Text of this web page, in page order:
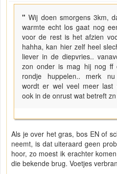
"Wij doen smorgens 3km,
warmte echt los gaat nog
voor de rest is het afzien
hahha, kan hier zelf heel
liever in de diepvries..
zon onder is mag hij nog ff
rondje huppelen.. merk
wordt er wel veel meer last
ook in de onrust wat betreft
Als je over het gras, bos EN of
neemt, is dat uiteraard geen
hoor, zo moest ik erachter
die bekende brug. Voetjes